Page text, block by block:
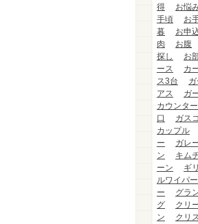
得
お悩
手頃
お
暮
お申
肉
お腹
探し
お
ース
カ
ス3台
アス
ガ
カウンタ
口
ガス
カップル
ー
ガレ
ン
キム
ーン
ギ
ルワイパー
ー
グラ
グ
クリ
ン
クリ